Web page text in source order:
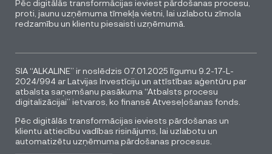
Pēc digitālās transformācijas ieviest pārdošanas procesu,
proti, jaunu uzņēmuma tīmekļa vietni, lai uzlabotu zīmola
redzamību un klientu piesaisti uzņēmumā.
SIA “ALKALINE” ir noslēdzis 07.01.2025 līgumu 9.2-17-L-
2024/994 ar Latvijas Investīciju un attīstības aģentūru par
atbalsta saņemšanu pasākuma “Atbalsts procesu
digitalizācijai” ietvaros, ko finansē Atveseļošanas fonds.
Pēc digitālās transformācijas ieviests pārdošanas un
klientu attiecību vadības risinājums, lai uzlabotu un
automatizētu uzņēmuma pārdošanas procesus.